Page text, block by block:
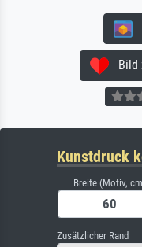
Bild
Kunstdruck
Breite (Motiv,
Zusätzlicher Rand